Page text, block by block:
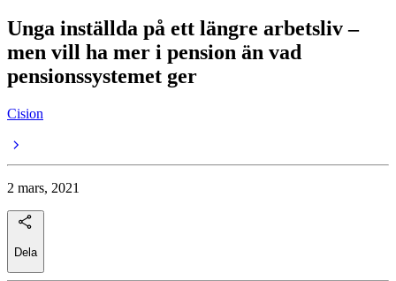
Unga inställda på ett längre arbetsliv –
men vill ha mer i pension än vad
pensionssystemet ger
Cision
2 mars, 2021
Dela